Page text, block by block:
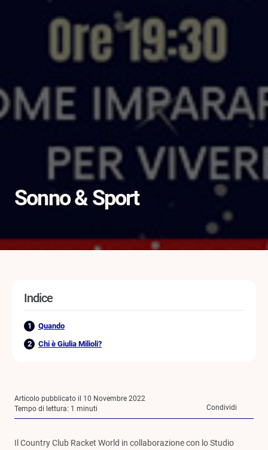
Sonno & Sport
Indice
Quando
Chi è Giulia Milioli?
Articolo pubblicato il 10 Novembre 2022
Tempo di lettura: 1 minuti Condividi
Il Country Club Racket World in collaborazione con lo Studio